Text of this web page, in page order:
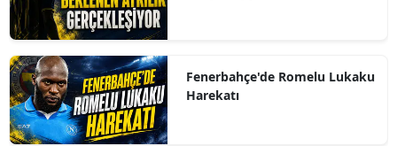
Fenerbahçe'de Romelu Lukaku
Harekatı